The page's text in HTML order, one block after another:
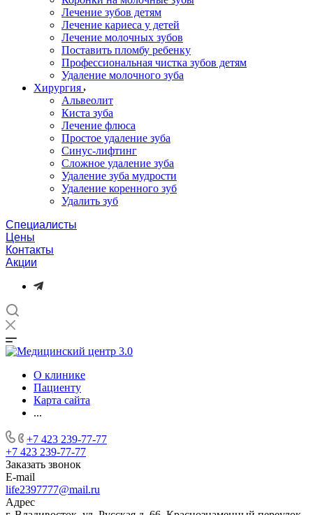
Лечение зубов детям
Лечение кариеса у детей
Лечение молочных зубов
Поставить пломбу ребенку
Профессиональная чистка зубов детям
Удаление молочного зуба
Хирургия
Альвеолит
Киста зуба
Лечение флюса
Простое удаление зуба
Синус-лифтинг
Сложное удаление зуба
Удаление зуба мудрости
Удаление коренного зуб
Удалить зуб
Специалисты
Цены
Контакты
Акции
О клинике
Пациенту
Карта сайта
...
+7 423 239-77-77
+7 423 239-77-77
Заказать звонок
E-mail
life2397777@mail.ru
Адрес